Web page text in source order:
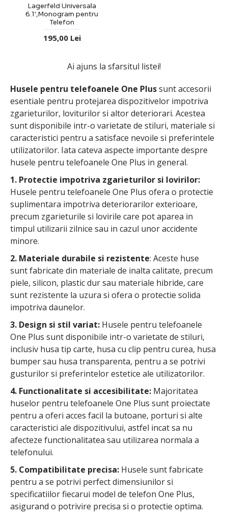
Husele pentru telefoanele One Plussunt accesorii
esentiale pentru protejarea dispozitivelor impotriva
zgarieturilor, loviturilor si altor deteriorari. Acestea
sunt disponibile intr-o varietate de stiluri, materiale si
caracteristici pentru a satisface nevoile si preferintele
utilizatorilor. Iata cateva aspecte importante despre
husele pentru telefoanele One Plus in general.
1. Protectie impotriva zgarieturilor si lovirilor:
Husele pentru telefoanele One Plus ofera o protectie
suplimentara impotriva deteriorarilor exterioare,
precum zgarieturile si lovirile care pot aparea in
timpul utilizarii zilnice sau in cazul unor accidente
minore.
2. Materiale durabile si rezistente: Aceste huse
sunt fabricate din materiale de inalta calitate, precum
piele, silicon, plastic dur sau materiale hibride, care
sunt rezistente la uzura si ofera o protectie solida
impotriva daunelor.
3. Design si stil variat: Husele pentru telefoanele
One Plus sunt disponibile intr-o varietate de stiluri,
inclusiv husa tip carte, husa cu clip pentru curea, husa
bumper sau husa transparenta, pentru a se potrivi
gusturilor si preferintelor estetice ale utilizatorilor.
4. Functionalitate si accesibilitate: Majoritatea
huselor pentru telefoanele One Plus sunt proiectate
pentru a oferi acces facil la butoane, porturi si alte
caracteristici ale dispozitivului, astfel incat sa nu
afecteze functionalitatea sau utilizarea normala a
telefonului.
5. Compatibilitate precisa: Husele sunt fabricate
pentru a se potrivi perfect dimensiunilor si
specificatiilor fiecarui model de telefon One Plus,
asigurand o potrivire precisa si o protectie optima.
Lagerfeld Universala
6.1',Monogram pentru
Telefon
195,00 Lei
Ai ajuns la sfarsitul listei!